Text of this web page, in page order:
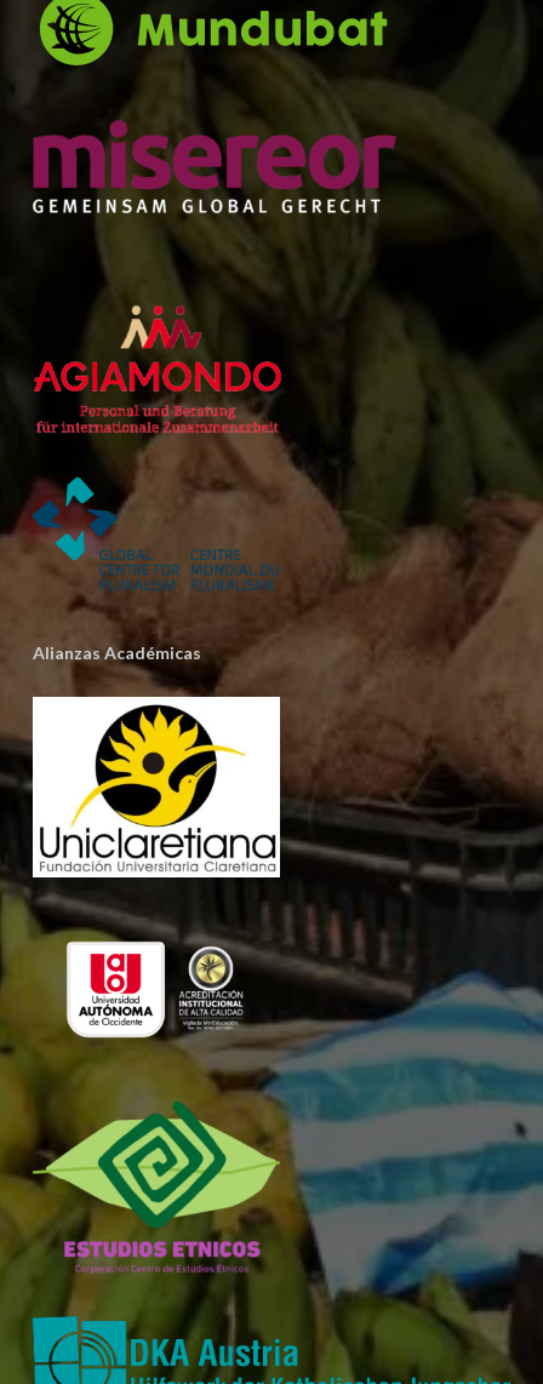
Alianzas Académicas